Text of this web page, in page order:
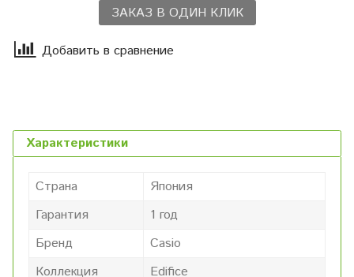
ЗАКАЗ В ОДИН КЛИК
Добавить в сравнение
Характеристики
Страна
Япония
Гарантия
1 год
Бренд
Casio
Коллекция
Edifice